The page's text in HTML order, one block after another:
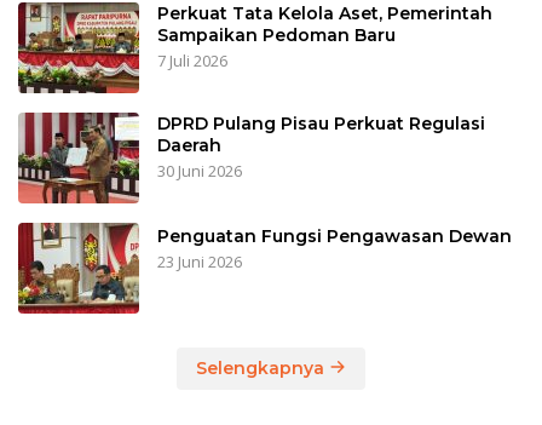
Perkuat Tata Kelola Aset, Pemerintah
Sampaikan Pedoman Baru
7 Juli 2026
DPRD Pulang Pisau Perkuat Regulasi
Daerah
30 Juni 2026
Penguatan Fungsi Pengawasan Dewan
23 Juni 2026
Selengkapnya